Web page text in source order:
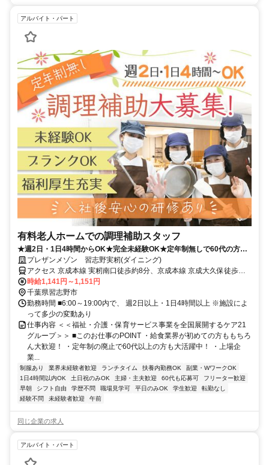
アルバイト・パート
有料老人ホームでの調理補助スタッフ
★週2日・1日4時間からOK★完全未経験OK★定年制無しで60代の方も
活躍中★上場企業で安定★
プレザンメゾン 習志野実籾(ダイニング)
アクセス 京成本線 実籾南口徒歩約8分、京成本線 京成大久保徒歩約
28分、ＪＲ総武本線 幕張北口徒歩約34分
時給1,141円～1,151円
千葉県習志野市
勤務時間 ■6:00～19:00内で、 週2日以上・1日4時間以上 ※施設によ
って多少の変動あり
仕事内容 ＜＜福祉・介護・保育サービス事業を全国展開するケア21
グループ＞＞ ■このお仕事のPOINT ・給食業界が初めての方ももちろ
ん大歓迎！ ・定年制の廃止で60代以上の方も大活躍中！ ・上場企
業...
制服あり 業界未経験者歓迎 ランチタイム 扶養内勤務OK
副業・WワークOK
1日4時間以内OK
土日祝のみOK 主婦・主夫歓迎 60代も応募可
フリーター歓迎
早朝
シフト自由 学歴不問 職場見学可 平日のみOK 学生歓迎
転勤なし
経験不問
未経験者歓迎 午前
同じ企業の求人
アルバイト・パート